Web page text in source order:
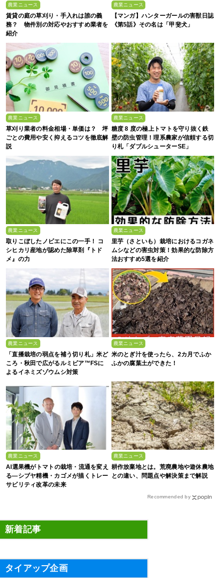
農業ニュース
賃貸の庭の草刈り・手入れは誰の義
務？ 物件別の対応やおすすめ業者を
紹介
農業ニュース
【マンガ】ハンターガールの害獣日誌
《第5話》その名は「甲斐犬」
農業ニュース
草刈り業者の料金相場・単価は？ 坪
ごとの費用や安く抑えるコツを徹底解
説
農業ニュース
糖度 8 度の極上トマトを守り抜く鉄
壁の防虫管理！理系農家が信頼する切
り札「ダブルシューターSE」
農業ニュース
取りこぼしたノビエにこの一手！ コ
シヒカリ産地が認めた除草剤『トド
メ』の力
農業ニュース
里芋（さといも）栽培におけるコガネ
ムシなどの害虫対策！効果的な防除方
法おすすめ5選を紹介
農業ニュース
「直播栽培の弱点を補う切り札」米ど
ころ・秋田で広がるルミビア™FSに
よるイネミズゾウムシ対策
農業ニュース
米のとぎ汁を使ったら、2カ月でふか
ふかの腐葉土ができた！
農業ニュース
AI選果機がトマトの栽培・流通を変え
る―シブヤ精機・カゴメが描くトレー
サビリティ改革の未来
農業ニュース
耕作放棄地とは。荒廃農地や遊休農地
との違い、問題点や解決策まで解説
Recommended by
新着記事
タイアップ企画